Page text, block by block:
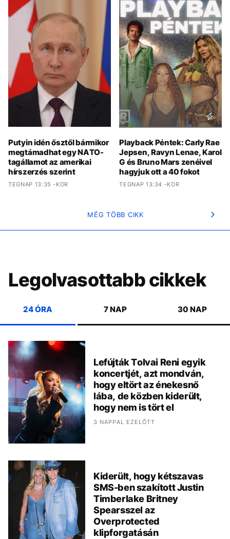
Putyin idén ősztől bármikor
megtámadhat egy NATO-
tagállamot az amerikai
hírszerzés szerint
TEGNAP 13:35 -KOR
Playback Péntek: Carly Rae
Jepsen, Ravyn Lenae, Karol
G és Bruno Mars zenéivel
hagyjuk ott a 40 fokot
TEGNAP 13:34 -KOR
MÉG TÖBB CIKK
Legolvasottabb cikkek
24 ÓRA 7 NAP 30 NAP
Lefújták Tolvai Reni egyik
koncertjét, azt mondván,
hogy eltört az énekesnő
lába, de közben kiderült,
hogy nem is tört el
3 NAPPAL EZELŐTT
Kiderült, hogy kétszavas
SMS-ben szakított Justin
Timberlake Britney
Spearsszel az
Overprotected
klipforgatásán